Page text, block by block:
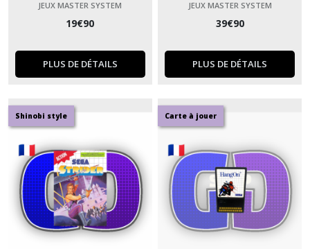
JEUX MASTER SYSTEM
19€90
PLUS DE DÉTAILS
JEUX MASTER SYSTEM
39€90
PLUS DE DÉTAILS
Shinobi style Carte à jouer